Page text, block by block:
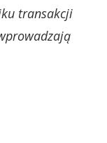
transakcji